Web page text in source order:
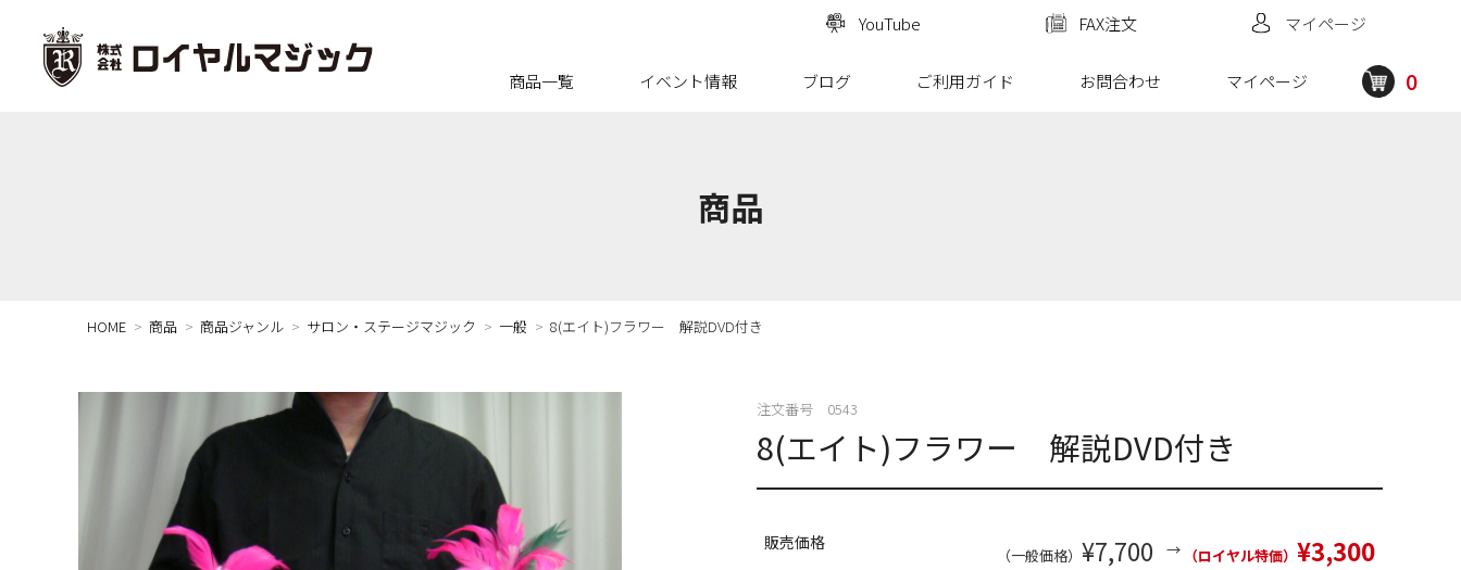
YouTube FAX注文 マイページ
商品一覧 イベント情報 ブログ ご利用ガイド お問合わせ マイページ 0
商品
HOME 商品 商品ジャンル サロン・ステージマジック 一般 8(エイト)フラワー 解説DVD付き
注文番号 0543
8(エイト)フラワー 解説DVD付き
販売価格
（一般価格） ¥7,700 （ロイヤル特価） ¥3,300